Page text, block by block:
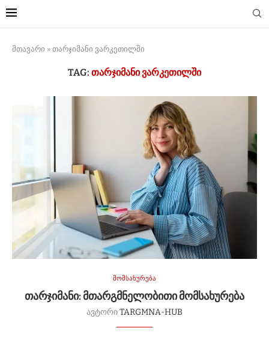
მთავარი » თარჯიმანი ვარკეთილში
TAG: ᲗᲐᲠᲯᲘᲛᲐᲜᲘ ᲕᲐᲠᲙᲔᲗᲘᲚᲨᲘ
მომსახურება
ᲗᲐᲠᲯᲘᲛᲐᲜᲘ: ᲛᲗᲐᲠᲒᲛᲜᲔᲚᲝᲑᲘᲗᲘ ᲛᲝᲛᲡᲐᲮᲣᲠᲔᲑᲐ
ავტორიTARGMNA-HUB